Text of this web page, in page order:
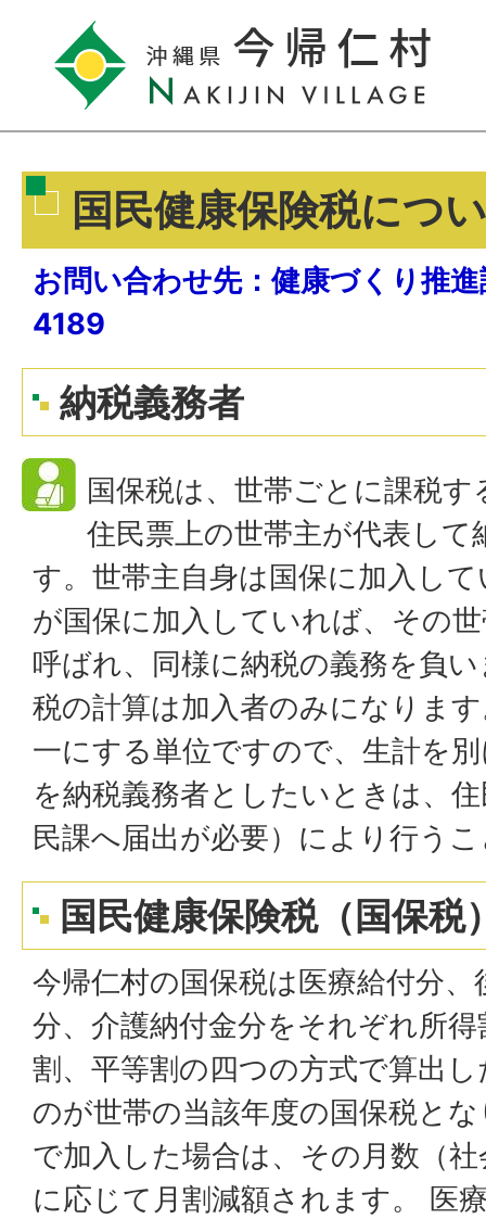
国民健康保険税につ
お問い合わせ先：健康づくり推
4189
納税義務者
国保税は、世帯ごとに課税
住民票上の世帯主が代表して
す。世帯主自身は国保に加入し
が国保に加入していれば、その
呼ばれ、同様に納税の義務を負
税の計算は加入者のみになりま
一にする単位ですので、生計を
を納税義務者としたいときは、
民課へ届出が必要）により行う
国民健康保険税（国保税
今帰仁村の国保税は医療給付分、
分、介護納付金分をそれぞれ所
割、平等割の四つの方式で算出
のが世帯の当該年度の国保税と
で加入した場合は、その月数（
に応じて月割減額されます。 医